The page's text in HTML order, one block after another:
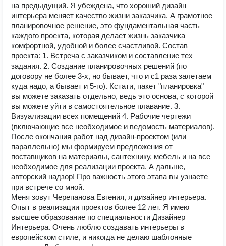
на предыдущий. Я убеждена, что хороший дизайн
интерьера меняет качество жизни заказчика. А грамотное
планировочное решение, это фундаментальная часть
каждого проекта, которая делает жизнь заказчика
комфортной, удобной и более счастливой. Состав
проекта: 1. Встреча с заказчиком и составление тех
задания. 2. Создание планировочных решений (по
договору не более 3-х, но бывает, что и с1 раза залетаем
куда надо, а бывает и 5-го). Кстати, пакет "планировка"
вы можете заказать отдельно, ведь это основа, с которой
вы можете уйти в самостоятельное плавание. 3.
Визуализации всех помещений 4. Рабочие чертежи
(включающие все необходимое и ведомость материалов).
После окончания работ над дизайн-проектом (или
параллельно) мы формируем предложения от
поставщиков на материалы, сантехнику, мебель и на все
необходимое для реализации проекта. А дальше,
авторский надзор! Про важность этого этапа вы узнаете
при встрече со мной.
Меня зовут Черепанова Евгения, я дизайнер интерьера.
Опыт в реализации проектов более 12 лет. Я имею
высшее образование по специальности Дизайнер
Интерьера. Очень люблю создавать интерьеры в
европейском стиле, и никогда не делаю шаблонные